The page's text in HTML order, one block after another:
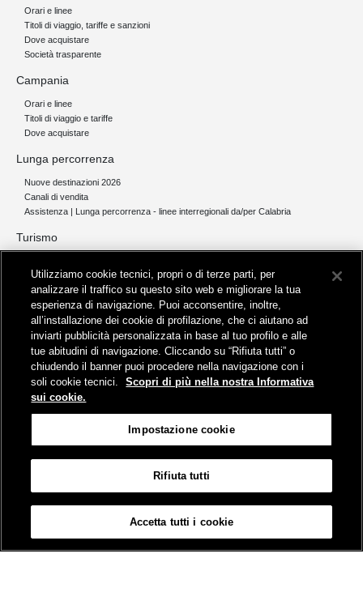
Orari e linee
Titoli di viaggio, tariffe e sanzioni
Dove acquistare
Società trasparente
Campania
Orari e linee
Titoli di viaggio e tariffe
Dove acquistare
Lunga percorrenza
Nuove destinazioni 2026
Canali di vendita
Assistenza | Lunga percorrenza - linee interregionali da/per Calabria
Turismo
Servizi per aeroporti
Servizi di noleggio con conducente
Servizio di navigazione sul Lago Trasimeno
News e comunicati stampa
Comunicati stampa
Busitalia – Sita Nord
, Gruppo FS Italiane, è attiva nei servizi di
trasporto locale in Italia ed all'estero, che gestisce direttamente o
attraverso società controllate.
Viale Fratelli Rosselli, 80 - 50123 Firenze
© Gruppo FS Italiane 2019
Protezione dati personali
Partita Iva Busitalia - Sita Nord S.r.l. 06473721006
Utilizziamo cookie tecnici, propri o di terze parti, per
analizzare il traffico su questo sito web e migliorare la tua
esperienza di navigazione. Puoi acconsentire, inoltre,
all’installazione dei cookie di profilazione, che ci aiutano ad
inviarti pubblicità personalizzata in base al tuo profilo e alle
tue abitudini di navigazione. Cliccando su “Rifiuta tutti” o
chiudendo il banner puoi procedere nella navigazione con i
soli cookie tecnici.
Scopri di più nella nostra Informativa
sui cookie.
Impostazione cookie
Rifiuta tutti
Accetta tutti i cookie